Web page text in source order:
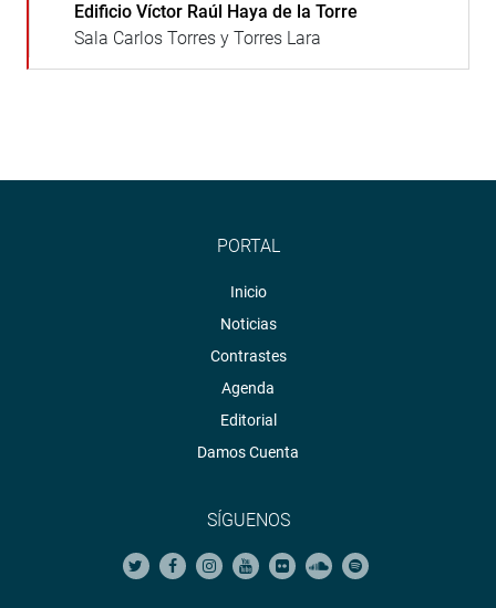
Edificio Víctor Raúl Haya de la Torre
Sala Carlos Torres y Torres Lara
PORTAL
Inicio
Noticias
Contrastes
Agenda
Editorial
Damos Cuenta
SÍGUENOS